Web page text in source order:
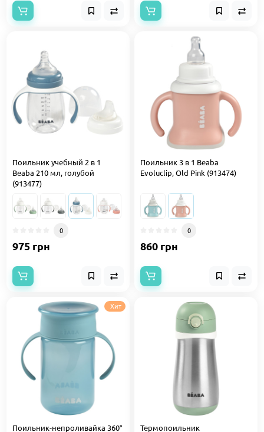
Поильник учебный 2 в 1
Beaba 210 мл, голубой
(913477)
0
975 грн
Поильник 3 в 1 Beaba
Evoluclip, Old Pink (913474)
0
860 грн
Хит
Поильник-непроливайка 360° Термопоильник